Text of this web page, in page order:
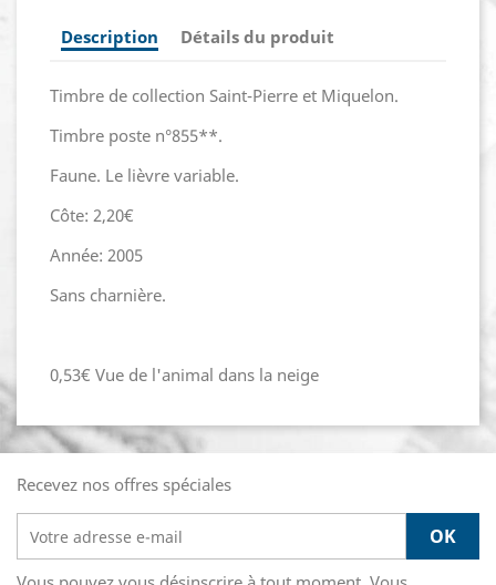
Description Détails du produit
Timbre de collection Saint-Pierre et Miquelon.
Timbre poste n°855**.
Faune. Le lièvre variable.
Côte: 2,20€
Année: 2005
Sans charnière.
0,53€ Vue de l'animal dans la neige
Recevez nos offres spéciales